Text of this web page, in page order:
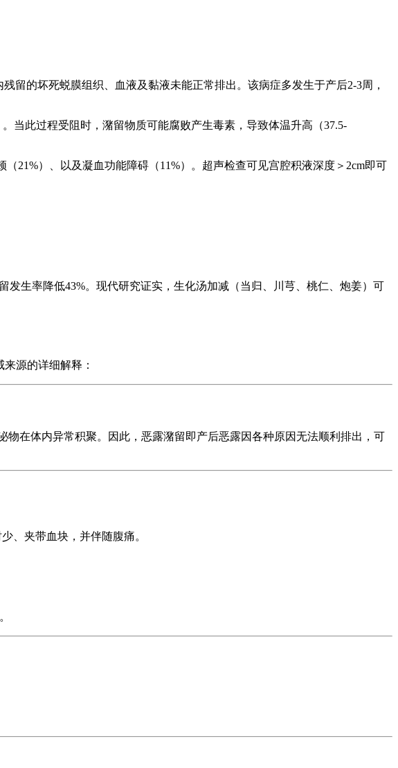
留的坏死蜕膜组织、血液及黏液未能正常排出。该病症多发生于产后2-3周，
当此过程受阻时，潴留物质可能腐败产生毒素，导致体温升高（37.5-
21%）、以及凝血功能障碍（11%）。超声检查可见宫腔积液深度＞2cm即可
生率降低43%。现代研究证实，生化汤加减（当归、川芎、桃仁、炮姜）可
源的详细解释：
在体内异常积聚。因此，恶露潴留即产后恶露因各种原因无法顺利排出，可
、夹带血块，并伴随腹痛。